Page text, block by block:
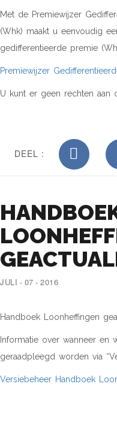
Met de Premiewijzer
(Whk) maakt u eenvoudig
gedifferentieerde premie
Premiewijzer
U kunt er geen rechten aan
DEEL :
JULI - 07 - 2016
Handboek Loonheffingen
Informatie over wanneer en
geraadpleegd worden via
Versiebeheer Handboek